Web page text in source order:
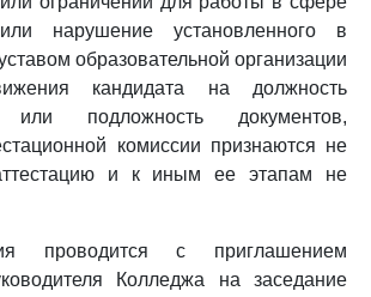
нарушение установленного в
образовательной организации
кандидата на должность
или подложность документов,
комиссии признаются не
и к иным ее этапам не
проводится с приглашением
Колледжа на заседание